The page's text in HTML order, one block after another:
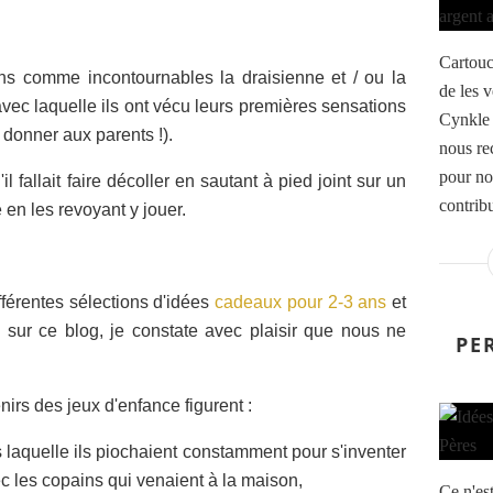
comme incontournables la draisienne et / ou la
laquelle ils ont vécu leurs premières sensations
aux parents !).
fallait faire décoller en sautant à pied joint sur un
les revoyant y jouer.
sélections d'idéescadeaux pour 2-3 ans et
ce blog, je constate avec plaisir que nous ne
des jeux d'enfance figurent :
ils piochaient constamment pour s'inventer
les copains qui venaient à la maison,
de les
Cynkle
nous
pour